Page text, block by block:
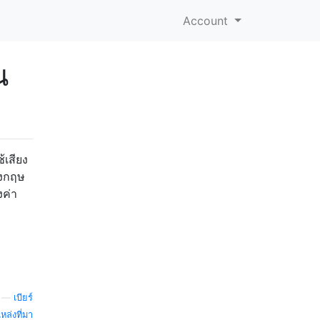
Account
สียง
กฤษ
ค่า
เบียร์
ล่งที่มา